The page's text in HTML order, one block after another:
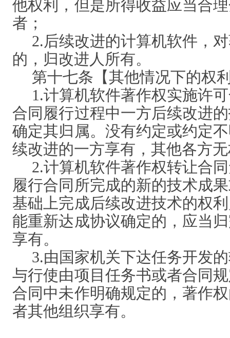
他权利，但是所得收益应当合
者；
2.后续改进的计算机软件，
的，归改进人所有。
第十七条【其他情况下的权
1.计算机软件著作权实施许
合同履行过程中一方后续改进
确定其归属。没有约定或约定
续改进的一方享有，其他各方
2.计算机软件著作权转让合
履行合同所完成的新的技术成
基础上完成后续改进技术的权
能重新达成协议确定的，应当
享有。
3.由国家机关下达任务开发
与行使由项目任务书或者合同
合同中未作明确规定的，著作
者其他组织享有。